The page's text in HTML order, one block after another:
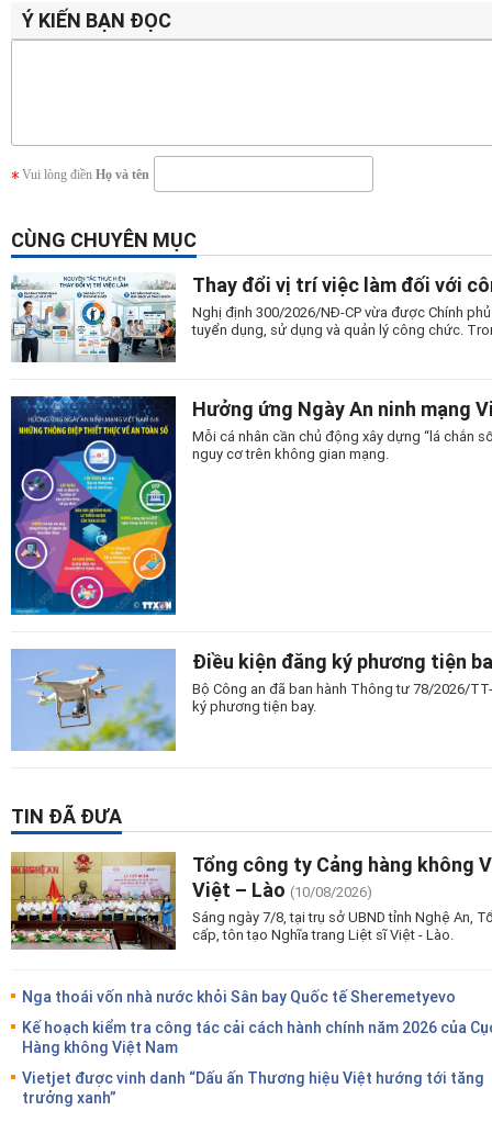
Ý KIẾN BẠN ĐỌC
Vui lòng điền Họ và tên
CÙNG CHUYÊN MỤC
Thay đổi vị trí việc làm đối với
Nghị định 300/2026/NĐ-CP vừa được Chính
tuyển dụng, sử dụng và quản lý công chức.
Hưởng ứng Ngày An ninh mạng
Mỗi cá nhân cần chủ động xây dựng “lá chắn
nguy cơ trên không gian mạng.
Điều kiện đăng ký phương tiện
Bộ Công an đã ban hành Thông tư 78/2026/
ký phương tiện bay.
TIN ĐÃ ĐƯA
Tổng công ty Cảng hàng không
Việt – Lào (10/08/2026)
Sáng ngày 7/8, tại trụ sở UBND tỉnh Nghệ An,
cấp, tôn tạo Nghĩa trang Liệt sĩ Việt - Lào.
Nga thoái vốn nhà nước khỏi Sân bay Quốc tế Sheremetyevo
Kế hoạch kiểm tra công tác cải cách hành chính năm 2026 của
Hàng không Việt Nam
Vietjet được vinh danh “Dấu ấn Thương hiệu Việt hướng tới tăng
trưởng xanh”